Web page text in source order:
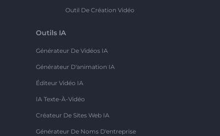
Outil De Création Vidéo
Outils IA
Générateur De Vidéos IA
Générateur D'animation IA
Éditeur Vidéo IA
IA Texte-À-Vidéo
Créateur De Sites Web IA
Générateur De Noms D'entreprise